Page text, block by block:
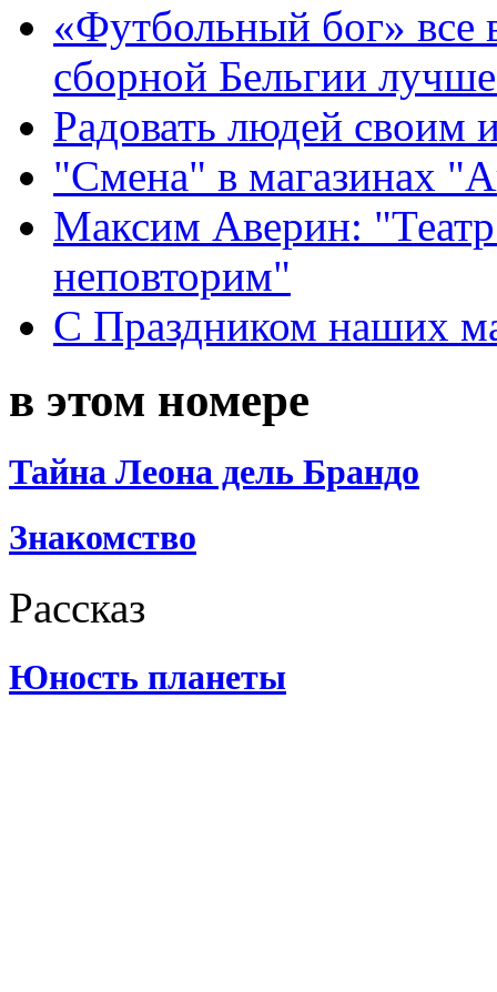
«Футбольный бог» все
сборной Бельгии
Радовать людей своим
"Смена" в магазинах
Максим Аверин:
неповторим"
С Праздником наших
в этом номере
Тайна Леона дель Брандо
Знакомство
Рассказ
Юность планеты